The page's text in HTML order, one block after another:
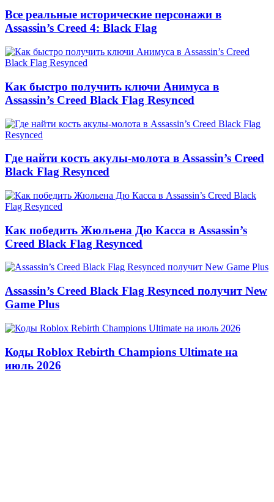
Все реальные исторические персонажи в
Assassin’s Creed 4: Black Flag
Как быстро получить ключи Анимуса в
Assassin’s Creed Black Flag Resynced
Где найти кость акулы-молота в Assassin’s Creed
Black Flag Resynced
Как победить Жюльена Дю Касса в Assassin’s
Creed Black Flag Resynced
Assassin’s Creed Black Flag Resynced получит New
Game Plus
Коды Roblox Rebirth Champions Ultimate на
июль 2026